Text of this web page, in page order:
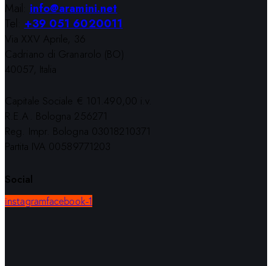
Mail:info@aramini.net
Tel:+39 051 6020011
Via XXV Aprile, 36
Cadriano di Granarolo (BO)
40057, Italia
Capitale Sociale € 101.490,00 i.v.
R.E.A. Bologna 256271
Reg. Impr. Bologna 03018210371
Partita IVA 00589771203
Social
instagramfacebook-1